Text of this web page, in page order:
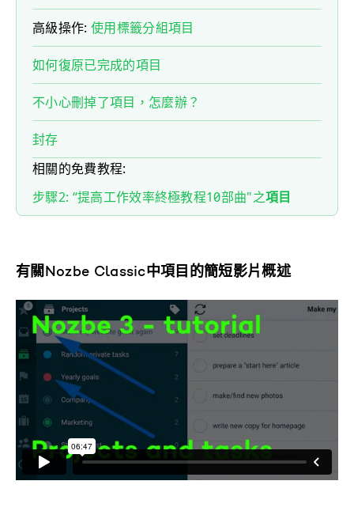
高級操作: 使用標籤分組項目
如何復原已完成的項目
不小心刪掉了項目，怎麼辦？
封存
相關的免費教程:
步驟2: “提高工作效率終極教程10部曲"之項目
有關Nozbe Classic中項目的簡短影片概述